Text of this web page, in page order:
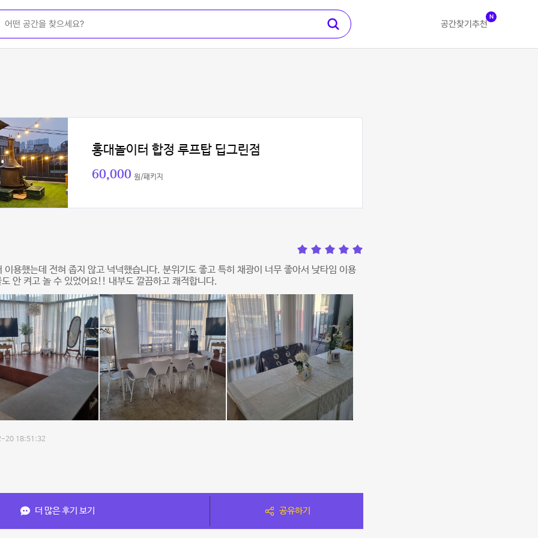
공간찾기 추천
N
홍대놀이터 합정 루프탑 딥그린점
60,000 원/패키지
이용했는데 전혀 좁지 않고 넉넉했습니다. 분위기도 좋고 특히 채광이 너무 좋아서 낮타임 이용
안 켜고 놀 수 있었어요!! 내부도 깔끔하고 쾌적합니다.
20 18:51:32
더 많은 후기 보기 공유하기